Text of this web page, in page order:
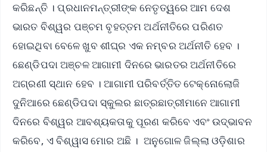
କରିଛନ୍ତି । ପ୍ରଧାନମନ୍ତ୍ରୀଙ୍କ ନେତୃତ୍ୱରେ ଆମ ଦେଶ
ଭାରତ ବିଶ୍ୱର ପଞ୍ଚମ ବୃହତ୍ତମ ଅର୍ଥନୀତିରେ ପରିଣତ
ହୋଇଥିବା ବେଳେ ଖୁବ ଶୀଘ୍ର ଏକ ନମ୍ବର ଅର୍ଥନୀତି ହେବ ।
ଛେଣ୍ଡିପଦା ଅଞ୍ଚଳ ଆଗାମୀ ଦିନରେ ଭାରତର ଅର୍ଥନୀତିରେ
ଅଗ୍ରଣୀ ସ୍ଥାନ ହେବ । ଆଗାମୀ ପରିବର୍ତ୍ତିତ ଟେକ୍ନୋଲୋଜି
ଦୁନିଆରେ ଛେଣ୍ଡିପଦା ସ୍କୁଲର ଛାତ୍ରଛାତ୍ରୀମାନେ ଆଗାମୀ
ଦିନରେ ବିଶ୍ୱର ଆବଶ୍ୟକତାକୁ ପୂରଣ କରିବେ ଏବଂ ଉଦ୍ଭାବନ
କରିବେ, ଏ ବିଶ୍ୱାସ ମୋର ଅଛି । ଅନୁଗୋଳ ଜିଲ୍ଲା ଓଡ଼ିଶାର